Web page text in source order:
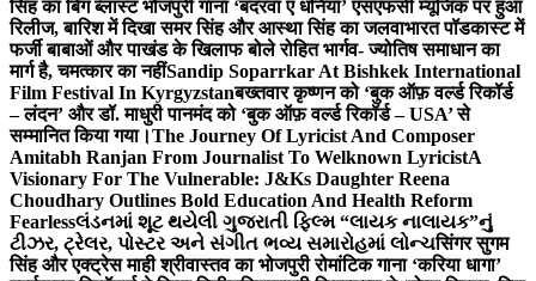
सिंह का बिग ब्लास्ट भोजपुरी गाना ‘बदरवा ए धनिया’ एसएफसी म्यूजिक पर हुआ
रिलीज, बारिश में दिखा समर सिंह और आस्था सिंह का जलवाभारत पॉडकास्ट में
फर्जी बाबाओं और पाखंड के खिलाफ बोले रोहित भार्गव- ज्योतिष समाधान का
मार्ग है, चमत्कार का नहींSandip Soparrkar At Bishkek International
Film Festival In Kyrgyzstanबख्तवार कृष्णन को ‘बुक ऑफ़ वर्ल्ड रिकॉर्ड
– लंदन’ और डॉ. माधुरी पानमंद को ‘बुक ऑफ़ वर्ल्ड रिकॉर्ड – USA’ से
सम्मानित किया गया।The Journey Of Lyricist And Composer
Amitabh Ranjan From Journalist To Welknown LyricistA
Visionary For The Vulnerable: J&Ks Daughter Reena
Choudhary Outlines Bold Education And Health Reform
Fearlessલંડનમાં શૂટ થયેલી ગુજરાતી ફિલ્મ “લાયક નાલાયક”નું
ટીઝર, ટ્રેલર, પોસ્ટર અને સંગીત ભવ્ય સમારોહમાં લોન્ચसिंगर सुगम
सिंह और एक्ट्रेस माही श्रीवास्तव का भोजपुरी रोमांटिक गाना ‘करिया धागा’